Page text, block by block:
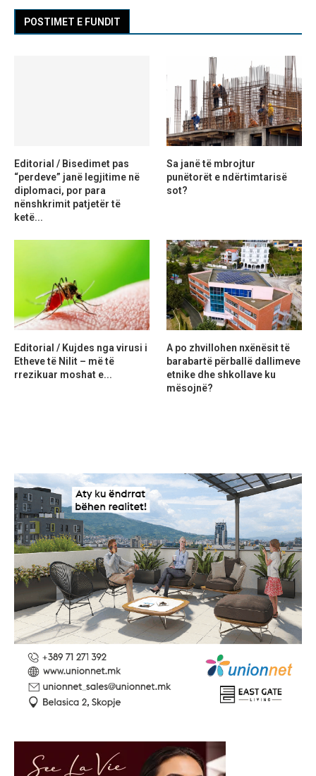
POSTIMET E FUNDIT
Editorial / Bisedimet pas
“perdeve” janë legjitime në
diplomaci, por para
nënshkrimit patjetër të
ketë...
Sa janë të mbrojtur
punëtorët e ndërtimtarisë
sot?
Editorial / Kujdes nga virusi i
Etheve të Nilit – më të
rrezikuar moshat e...
A po zhvillohen nxënësit të
barabartë përballë dallimeve
etnike dhe shkollave ku
mësojnë?